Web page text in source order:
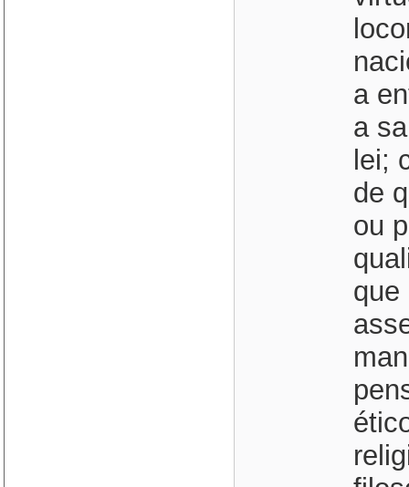
a
a
lei;
de
ou
que